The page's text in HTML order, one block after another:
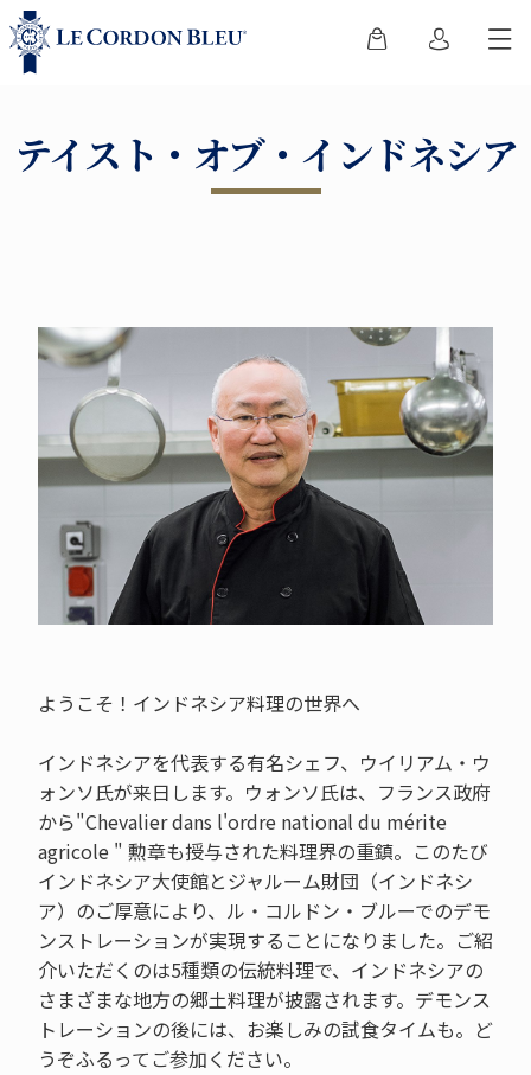
テイスト・オブ・インドネシア
ようこそ！インドネシア料理の世界へ
インドネシアを代表する有名シェフ、ウイリアム・ウ
ォンソ氏が来日します。ウォンソ氏は、フランス政府
から"Chevalier dans l'ordre national du mérite
agricole " 勲章も授与された料理界の重鎮。このたび
インドネシア大使館とジャルーム財団（インドネシ
ア）のご厚意により、ル・コルドン・ブルーでのデモ
ンストレーションが実現することになりました。ご紹
介いただくのは5種類の伝統料理で、インドネシアの
さまざまな地方の郷土料理が披露されます。デモンス
トレーションの後には、お楽しみの試食タイムも。ど
うぞふるってご参加ください。